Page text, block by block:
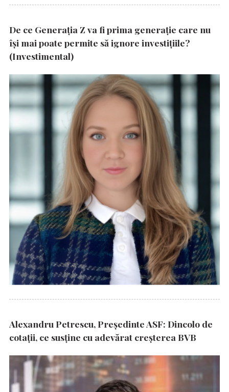
De ce Generația Z va fi prima generație care nu
își mai poate permite să ignore investițiile?
(Investimental)
Alexandru Petrescu, Președinte ASF: Dincolo de
cotații, ce susține cu adevărat creșterea BVB